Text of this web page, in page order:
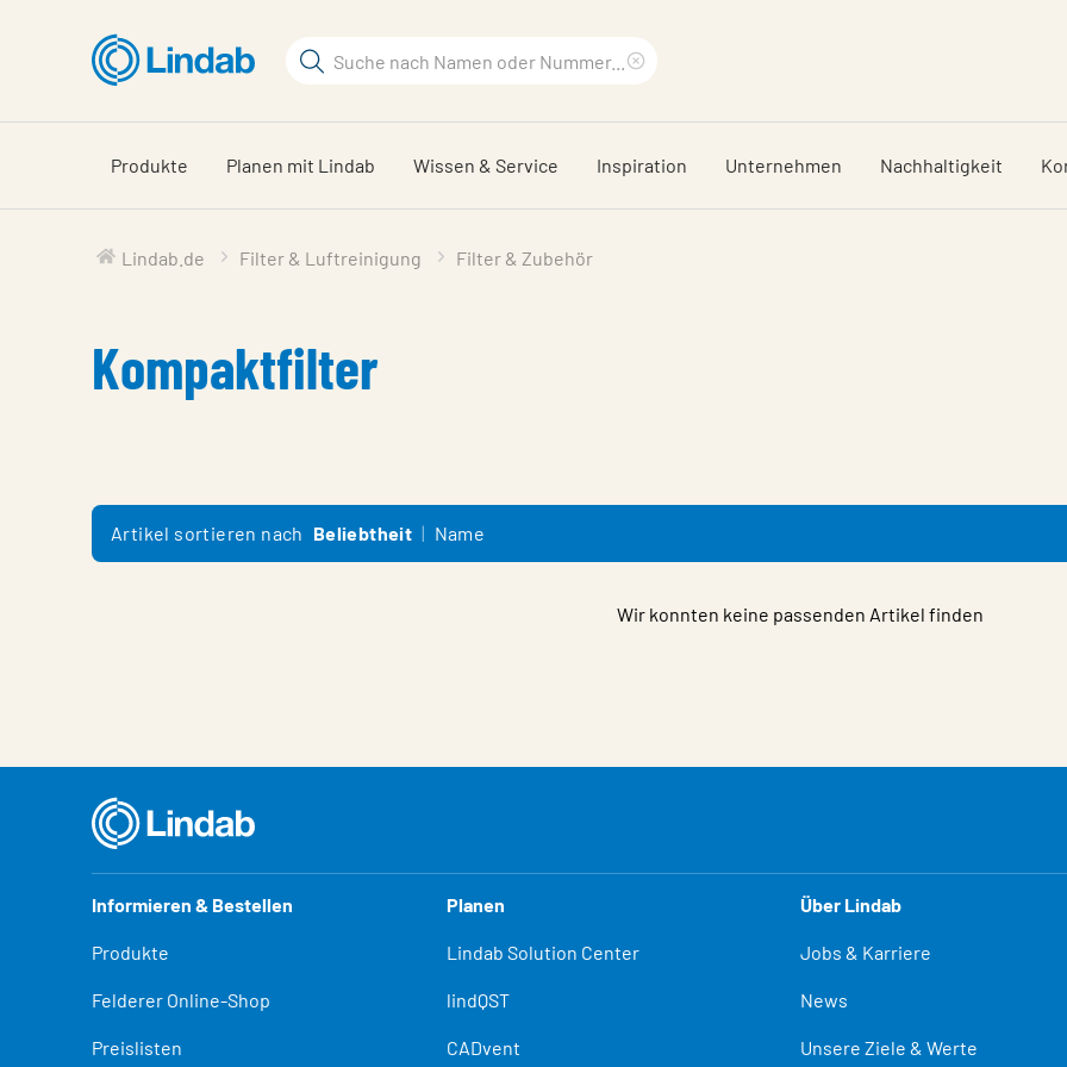
Hauptinhalt
Suchbegriff
durchsuchen
löschen
Produkte Planen mit Lindab Wissen & Service Inspiration Unternehmen Nachhaltigkeit
Lindab.de Filter & Luftreinigung Filter & Zubehör
Kompaktfilter
Artikel sortieren nach Beliebtheit Name
Wir konnten keine passenden Artikel finden
Informieren & Bestellen
Produkte
Felderer Online-Shop
Preislisten
Planen
Lindab Solution Center
lindQST
CADvent
Über Lindab
Jobs & Karriere
News
Unsere Ziele & Werte